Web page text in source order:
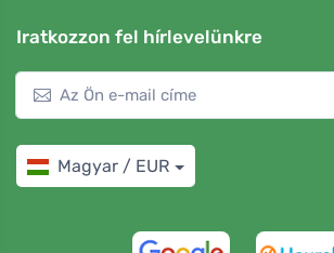
Iratkozzon fel hírlevelünkre
Magyar / EUR